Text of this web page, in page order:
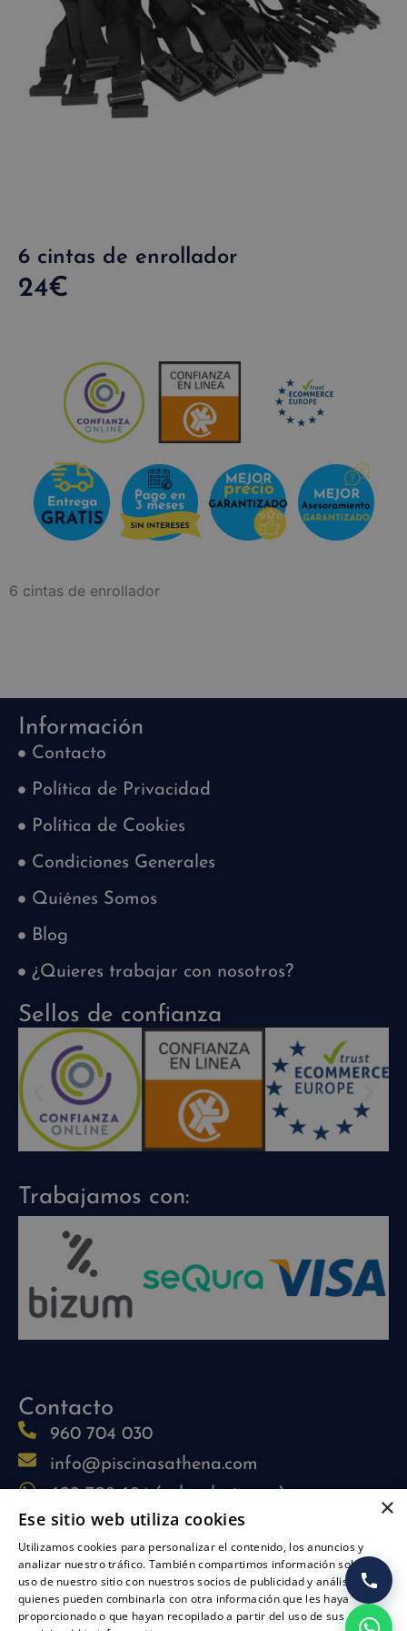
6 cintas de enrollador
24€
6 cintas de enrollador
Información
Contacto
Política de Privacidad
Política de Cookies
Condiciones Generales
Quiénes Somos
Blog
¿Quieres trabajar con nosotros?
Sellos de confianza
Trabajamos con:
Contacto
960 704 030
info@piscinasathena.com
622 708 694 (solo whatsapp)
L-V: 09:30h-13:30h
L-J: 15:30h-17:30h
Síguenos
×
Ese sitio web utiliza cookies
Utilizamos cookies para personalizar el contenido, los anuncios y
analizar nuestro tráfico. También compartimos información sobre su
uso de nuestro sitio con nuestros socios de publicidad y análisis,
quienes pueden combinarla con otra información que les haya
proporcionado o que hayan recopilado a partir del uso de sus